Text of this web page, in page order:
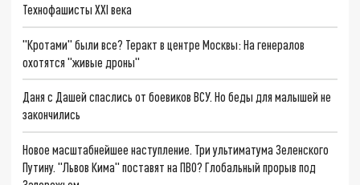
Технофашисты XXI века
"Кротами" были все? Теракт в центре Москвы: На генералов
охотятся "живые дроны"
Даня с Дашей спаслись от боевиков ВСУ. Но беды для малышей не
закончились
Новое масштабнейшее наступление. Три ультиматума Зеленского
Путину. "Львов Кима" поставят на ПВО? Глобальный прорыв под